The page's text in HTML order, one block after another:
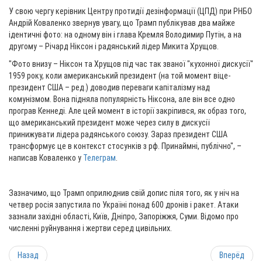
У свою чергу керівник Центру протидії дезінформації (ЦПД) при РНБО
Андрій Коваленко звернув увагу, що Трамп публікував два майже
ідентичні фото: на одному він і глава Кремля Володимир Путін, а на
другому – Річард Ніксон і радянський лідер Микита Хрущов.
"Фото внизу – Ніксон та Хрущов під час так званої "кухонної дискусії"
1959 року, коли американський президент (на той момент віце-
президент США – ред.) доводив переваги капіталізму над
комунізмом. Вона підняла популярність Ніксона, але він все одно
програв Кеннеді. Але цей момент в історії закріпився, як образ того,
що американський президент може через силу в дискусії
принижувати лідера радянського союзу. Зараз президент США
трансформує це в контекст стосунків з рф. Принаймні, публічно", –
написав Коваленко у Телеграм
Зазначимо, що Трамп оприлюднив свій допис піля того, як у ніч на
четвер росія запустила по Україні понад 600 дронів і ракет. Атаки
зазнали західні області, Київ, Дніпро, Запоріжжя, Суми. Відомо про
численні руйнування і жертви серед цивільних.
Назад Вперёд